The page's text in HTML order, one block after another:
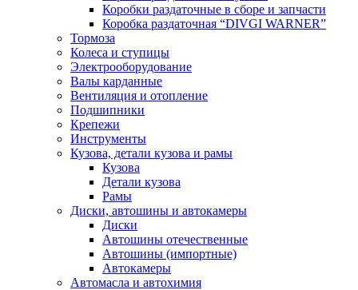
Коробки раздаточные в сборе и запчасти
Коробка раздаточная “DIVGI WARNER”
Тормоза
Колеса и ступицы
Электрооборудование
Валы карданные
Вентиляция и отопление
Подшипники
Крепежи
Инструменты
Кузова, детали кузова и рамы
Кузова
Детали кузова
Рамы
Диски, автошины и автокамеры
Диски
Автошины отечественные
Автошины (импортные)
Автокамеры
Автомасла и автохимия